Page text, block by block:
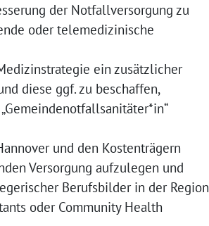
der Notfallversorgung zu
oder telemedizinische
ein zusätzlicher
diese ggf. zu beschaffen,
und den Kostenträgern
Versorgung aufzulegen und
Berufsbilder in der Region
oder Community Health